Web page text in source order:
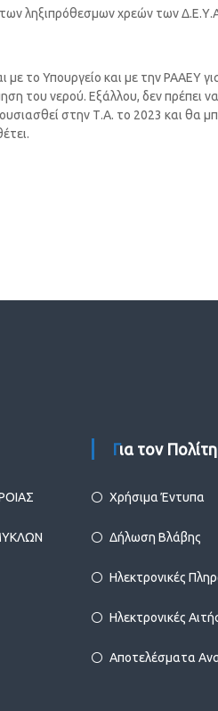
ληξιπρόθεσμων χρεών των
το Υπουργείο και με την ΡΑΑΕΥ
του νερού. Εξάλλου, δεν πρέπει
στην Τ.Α. το 2023 και θα
Για τον Πολίτη
Χρήσιμα Έντυπα
Δήλωση Βλάβης
Ηλεκτρονικές
Ηλεκτρονικές
Αποτελέσματα